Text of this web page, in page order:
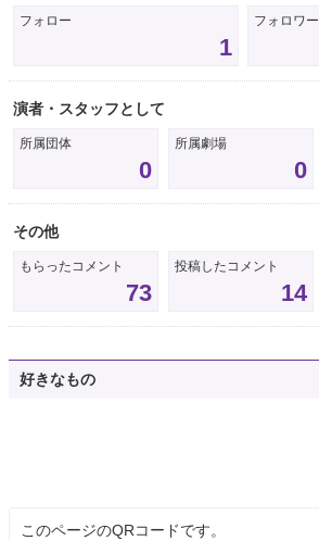
フォロー
1
フォロワー
演者・スタッフとして
所属団体
0
所属劇場
0
その他
もらったコメント
73
投稿したコメント
14
好きなもの
このページのQRコードです。